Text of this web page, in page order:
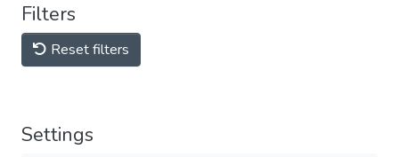
Filters
Reset filters
Settings